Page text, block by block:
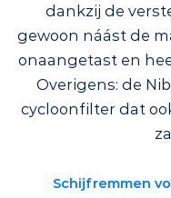
dankzij de
gewoon náást de
onaangetast en
Overigens: de
cycloonfilter dat
Schijfremmen